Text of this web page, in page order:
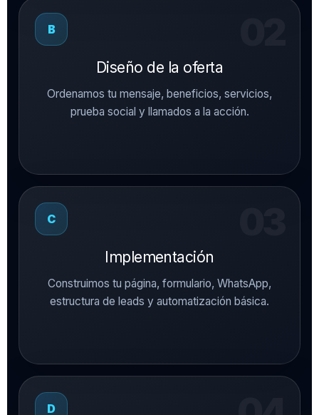
B
Diseño de la oferta
Ordenamos tu mensaje, beneficios, servicios,
prueba social y llamados a la acción.
C
Implementación
Construimos tu página, formulario, WhatsApp,
estructura de leads y automatización básica.
D